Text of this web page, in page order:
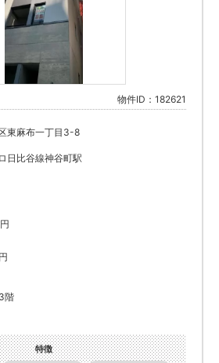
物件ID：182621
東麻布一丁目3-8
日比谷線神谷町駅
階
特徴